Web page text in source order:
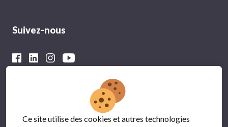
Suivez-nous
Avec le soutien financier du
Ce site utilise des cookies et autres technologies